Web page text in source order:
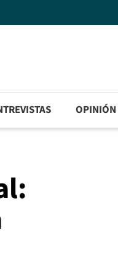
OPINIÓN